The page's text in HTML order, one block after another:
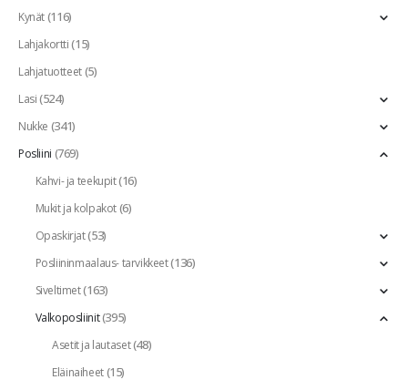
Kynät(116)
Lahjakortti(15)
Lahjatuotteet(5)
Lasi(524)
Nukke (341)
Posliini (769)
Kahvi- ja teekupit(16)
Mukit ja kolpakot(6)
Opaskirjat(53)
Posliininmaalaus- tarvikkeet(136)
Siveltimet(163)
Valkoposliinit(395)
Asetit ja lautaset(48)
Eläinaiheet(15)